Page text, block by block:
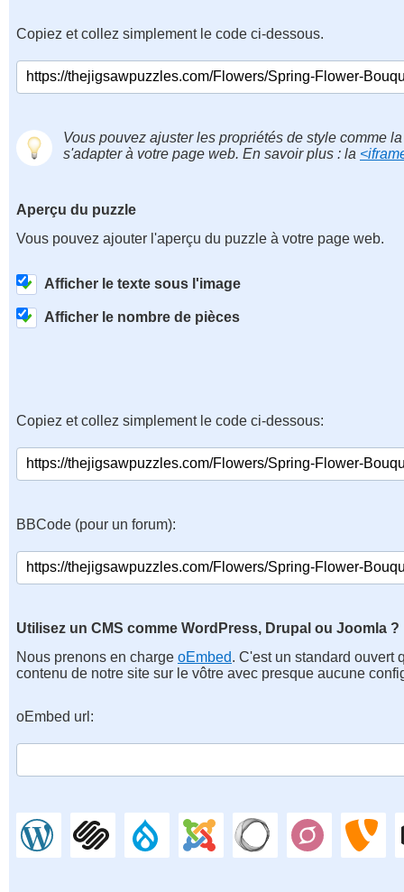
Copiez et collez simplement le code ci-dessous.
Vous pouvez ajuster les propriétés de style comme
s'adapter à votre page web. En savoir plus : la
Aperçu du puzzle
Vous pouvez ajouter l'aperçu du puzzle à votre page web.
Afficher le texte sous l'image
Afficher le nombre de pièces
Copiez et collez simplement le code ci-dessous:
BBCode (pour un forum):
Utilisez un CMS comme WordPress, Drupal ou Joomla ?
Nous prenons en charge oEmbed. C'est un standard ouvert
contenu de notre site sur le vôtre avec presque aucune
oEmbed url: